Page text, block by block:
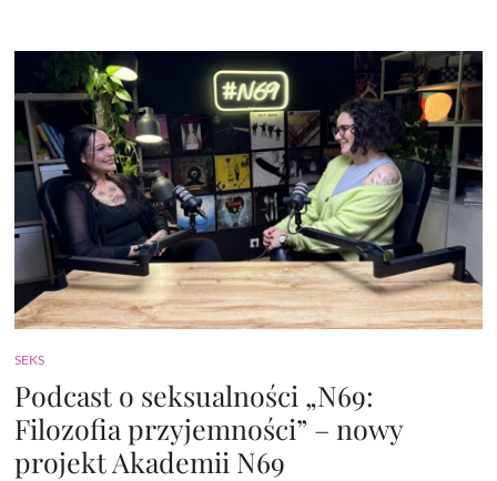
SEKS
Podcast o seksualności „N69:
Filozofia przyjemności” – nowy
projekt Akademii N69